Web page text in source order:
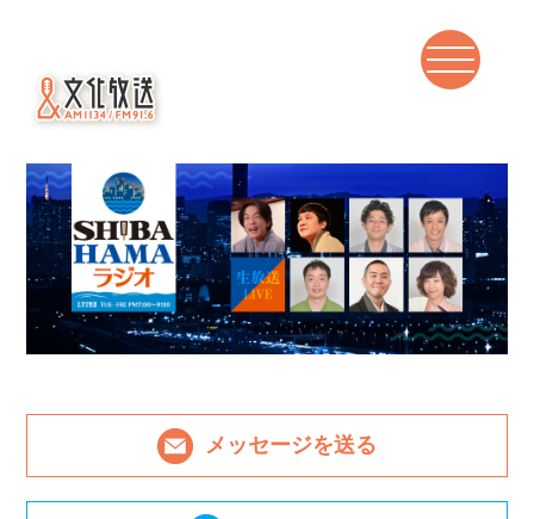
メッセージを送る